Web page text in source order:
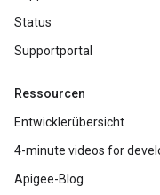
Status
Supportportal
Ressourcen
Entwicklerübersicht
4-minute videos for
Apigee-Blog